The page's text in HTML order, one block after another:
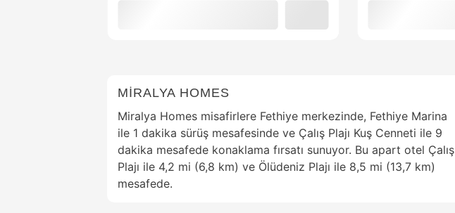
MİRALYA HOMES
Miralya Homes misafirlere Fethiye merkezinde, Fethiye Marina
ile 1 dakika sürüş mesafesinde ve Çalış Plajı Kuş Cenneti ile 9
dakika mesafede konaklama fırsatı sunuyor. Bu apart otel Çalış
Plajı ile 4,2 mi (6,8 km) ve Ölüdeniz Plajı ile 8,5 mi (13,7 km)
mesafede.